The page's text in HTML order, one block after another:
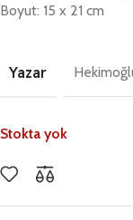
Boyut: 15 x 21 cm
Yazar
Stokta yok